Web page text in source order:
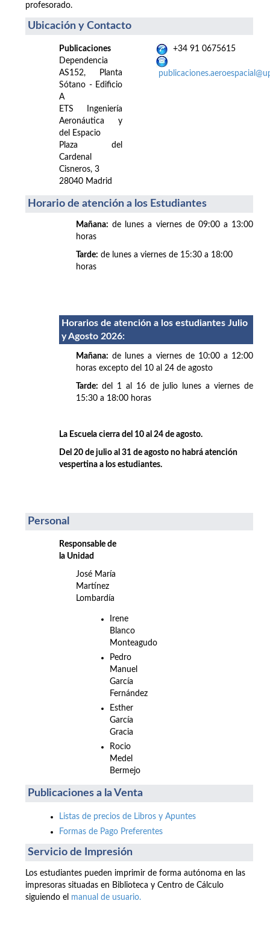
profesorado.
Ubicación y Contacto
Publicaciones
Dependencia
AS152, Planta
Sótano - Edificio
A
ETS Ingeniería
Aeronáutica y
del Espacio
Plaza del
Cardenal
Cisneros, 3
28040 Madrid
+34 91 0675615
Horario de atención a los Estudiantes
Mañana: de lunes a viernes de 09:00 a 13:00
horas
Tarde: de lunes a viernes de 15:30 a 18:00
horas
Horarios de atención a los estudiantes Julio
y Agosto 2026:
Mañana: de lunes a viernes de 10:00 a 12:00
horas excepto del 10 al 24 de agosto
Tarde: del 1 al 16 de julio lunes a viernes de
15:30 a 18:00 horas
La Escuela cierra del 10 al 24 de agosto.
Del 20 de julio al 31 de agosto no habrá atención
vespertina a los estudiantes.
Personal
Responsable de
la Unidad
José María
Martínez
Lombardía
Irene
Blanco
Monteagudo
Pedro
Manuel
García
Fernández
Esther
García
Gracia
Rocio
Medel
Bermejo
Publicaciones a la Venta
Listas de precios de Libros y Apuntes
Formas de Pago Preferentes
Servicio de Impresión
Los estudiantes pueden imprimir de forma autónoma en las
impresoras situadas en Biblioteca y Centro de Cálculo
siguiendo el manual de usuario.